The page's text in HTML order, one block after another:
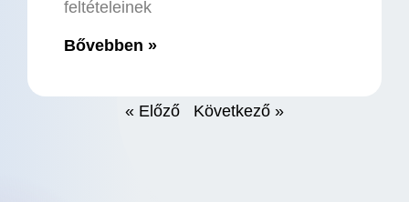
feltételeinek
Bővebben »
« Előző Következő »